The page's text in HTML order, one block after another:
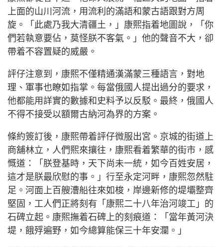
上面的山川河流，用流利的滿語和蒙古語跟對方周
旋。「此處乃我大清疆土，」康熙指着地圖說，「你
們若執意要佔，莫怪朕不客氣。」他的聲音不大，卻
帶着不容置疑的威嚴。
評仔注意到，康熙不僅精通漢滿蒙三種語言，對地
理、軍事也瞭如指掌。每當俄國人提出過分的要求，
他都能用詳實的數據和史料予以反駁。最終，俄國人
不得不接受以額爾古納河為界的方案。
條約簽訂後，康熙帶着評仔微服出宮。京城的街道上
商舖林立，人們熙來攘往，康熙看着繁華的街市，感
慨道：「朕登基時，天下尚未一統，如今百姓安居，
這才是朕最欣慰的事。」行至永定河畔，康熙忽然駐
足。河面上百艘漕船往來如梭，岸邊新修的堤壩整齊
堅固，工人們正將刻有「康熙二十八年治河竣工」的
石碑立起。康熙撫着石碑上的刻痕道：「當年黃河決
堤，餓殍遍野，如今總算能保三十年安瀾。」